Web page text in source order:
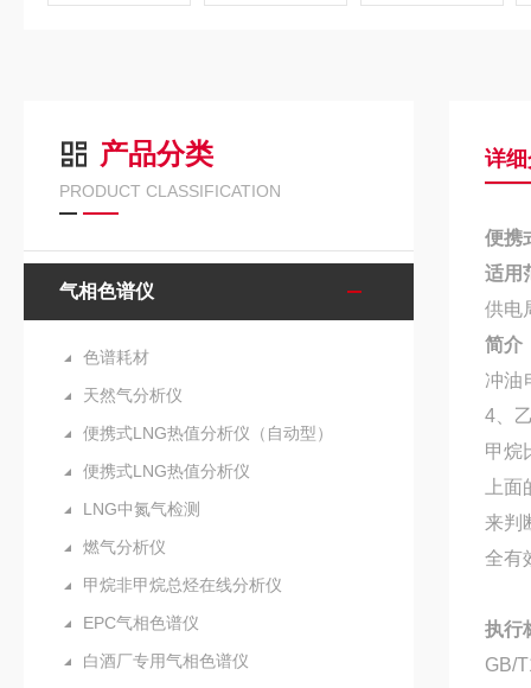
产品分类
PRODUCT CLASSIFICATION
气相色谱仪
色谱耗材
天然气分析仪
便携式LNG热值分析仪（自动型）
便携式LNG热值分析仪
LNG中氮气检测
燃气分析仪
甲烷非甲烷总烃在线分析仪
EPC气相色谱仪
白酒厂专用气相色谱仪
详
便携
适用
供电
简介
冲油
4、
甲烷
上
来判
全有
执行
GB/